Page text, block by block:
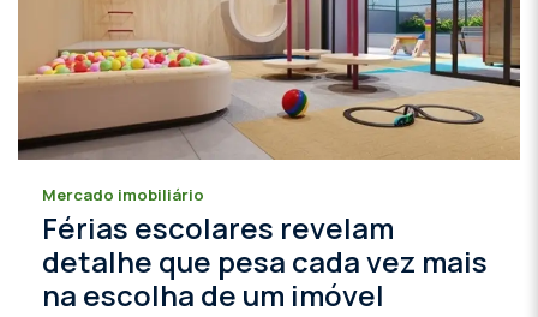
Mercado imobiliário
Férias escolares revelam
detalhe que pesa cada vez mais
na escolha de um imóvel